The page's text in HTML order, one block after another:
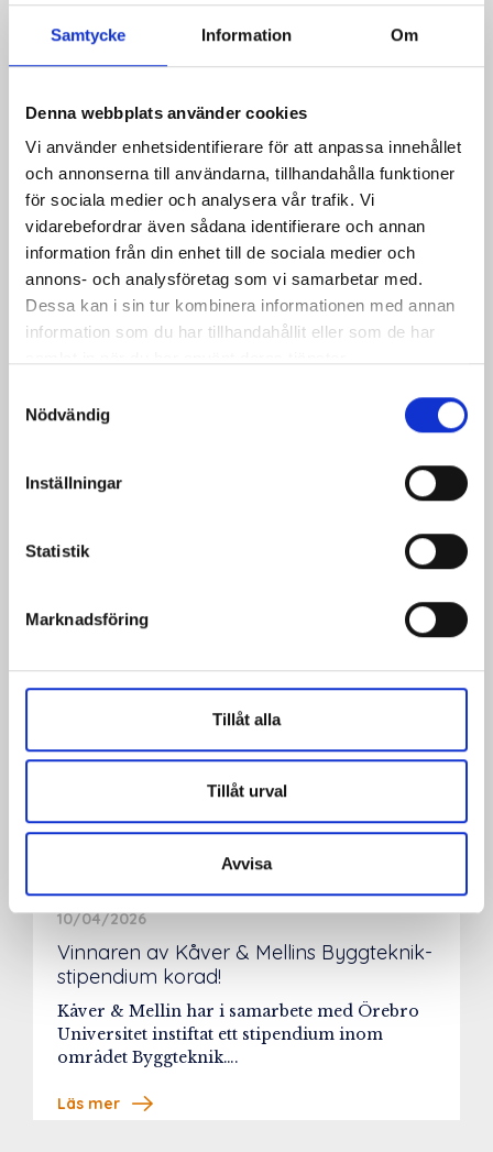
Samtycke Information Om
Denna webbplats använder cookies
Vi använder enhetsidentifierare för att anpassa innehållet
och annonserna till användarna, tillhandahålla funktioner
för sociala medier och analysera vår trafik. Vi
vidarebefordrar även sådana identifierare och annan
information från din enhet till de sociala medier och
annons- och analysföretag som vi samarbetar med.
Dessa kan i sin tur kombinera informationen med annan
information som du har tillhandahållit eller som de har
Nödvändig
Inställningar
Statistik
Marknadsföring
Tillåt alla
Tillåt urval
Avvisa
26/05/2026
Nyanställda i Tierp
Kåver & Mellin fortsätter växa och vi
välkomnar Martin Backfält och Maksym
Hinkul till teamet….
Läs mer
10/04/2026
Vinnaren av Kåver & Mellins Byggteknik-
stipendium korad!
Kåver & Mellin har i samarbete med Örebro
Universitet instiftat ett stipendium inom
området Byggteknik….
Läs mer